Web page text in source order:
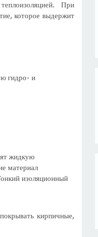
При
которое выдержит
гидро- и
жидкую
материал
изоляционный
кирпичные,